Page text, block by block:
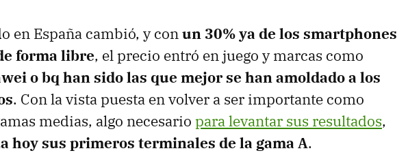
en España cambió, y conun 30% ya de los smartphones
forma libre, el precio entró en juego y marcas como
o bq han sido las que mejor se han amoldado a los
. Con la vista puesta en volver a ser importante como
medias, algo necesario para levantar sus resultados,
hoy sus primeros terminales de la gama A.